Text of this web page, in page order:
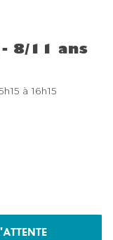
8/11 ans
à 16h15